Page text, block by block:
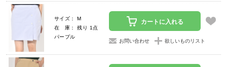
サイズ： M
在 庫： 残り 1点
パープル
カートに入れる
お問い合わせ 欲しいものリスト